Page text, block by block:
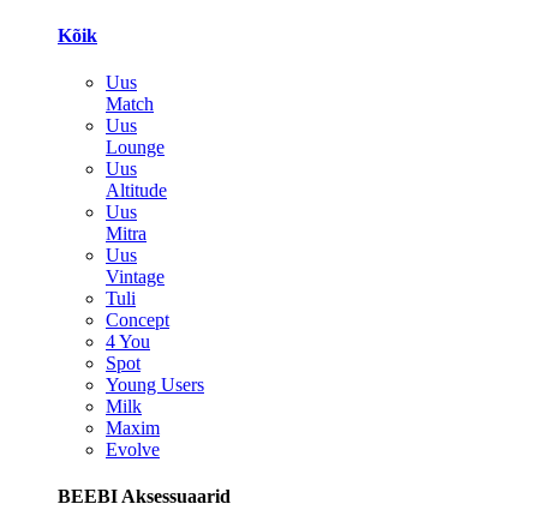
Kõik
Uus
Match
Uus
Lounge
Uus
Altitude
Uus
Mitra
Uus
Vintage
Tuli
Concept
4 You
Spot
Young Users
Milk
Maxim
Evolve
BEEBI Aksessuaarid